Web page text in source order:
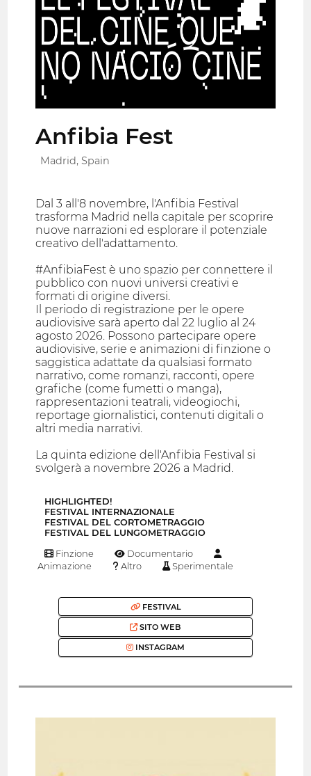
Anfibia Fest
Madrid, Spain
Dal 3 all'8 novembre, l'Anfibia Festival
trasforma Madrid nella capitale per scoprire
nuove narrazioni ed esplorare il potenziale
creativo dell'adattamento.
#AnfibiaFest è uno spazio per connettere il
pubblico con nuovi universi creativi e
formati di origine diversi.
Il periodo di registrazione per le opere
audiovisive sarà aperto dal 22 luglio al 24
agosto 2026. Possono partecipare opere
audiovisive, serie e animazioni di finzione o
saggistica adattate da qualsiasi formato
narrativo, come romanzi, racconti, opere
grafiche (come fumetti o manga),
rappresentazioni teatrali, videogiochi,
reportage giornalistici, contenuti digitali o
altri media narrativi.
La quinta edizione dell'Anfibia Festival si
svolgerà a novembre 2026 a Madrid.
HIGHLIGHTED!
FESTIVAL INTERNAZIONALE
FESTIVAL DEL CORTOMETRAGGIO
FESTIVAL DEL LUNGOMETRAGGIO
Finzione
Documentario
Animazione
Altro Sperimentale
FESTIVAL
SITO WEB
INSTAGRAM